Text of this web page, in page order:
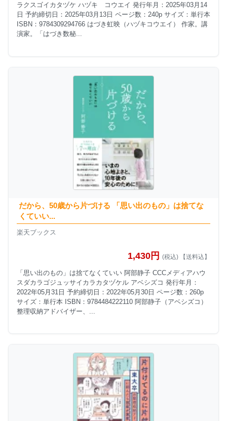
ラクスゴイカタヅケ ハヅキ コウエイ 発行年月：2025年03月14
日 予約締切日：2025年03月13日 ページ数：240p サイズ：単行本
ISBN：9784309294766 はづき虹映（ハヅキコウエイ） 作家。講
演家。「はづき数秘...
だから、50歳から片づける 「思い出のもの」は捨てな
くていい...
楽天ブックス
1,430円 (税込) 【送料込】
「思い出のもの」は捨てなくていい 阿部静子 CCCメディアハウ
スダカラゴジュッサイカラカタヅケル アベシズコ 発行年月：
2022年05月31日 予約締切日：2022年05月30日 ページ数：260p
サイズ：単行本 ISBN：9784484222110 阿部静子（アベシズコ）
整理収納アドバイザー、...